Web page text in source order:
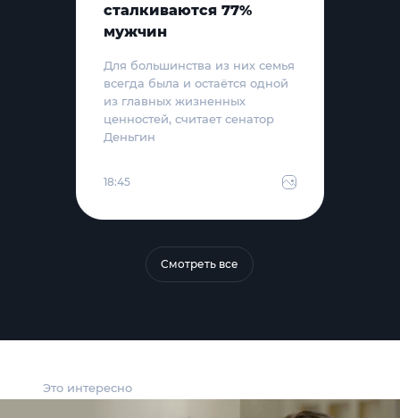
Это интересно
сталкиваются 77%
мужчин
Для большинства из них семья
всегда была и остаётся одной
из главных жизненных
ценностей, считает сенатор
Деньгин
18:45
Смотреть все